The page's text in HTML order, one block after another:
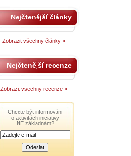
Nejčtenější články
Zobrazit všechny články »
Nejčtenější recenze
Zobrazit všechny recenze »
Chcete být informováni
o aktivitách iniciativy
NE základnám?